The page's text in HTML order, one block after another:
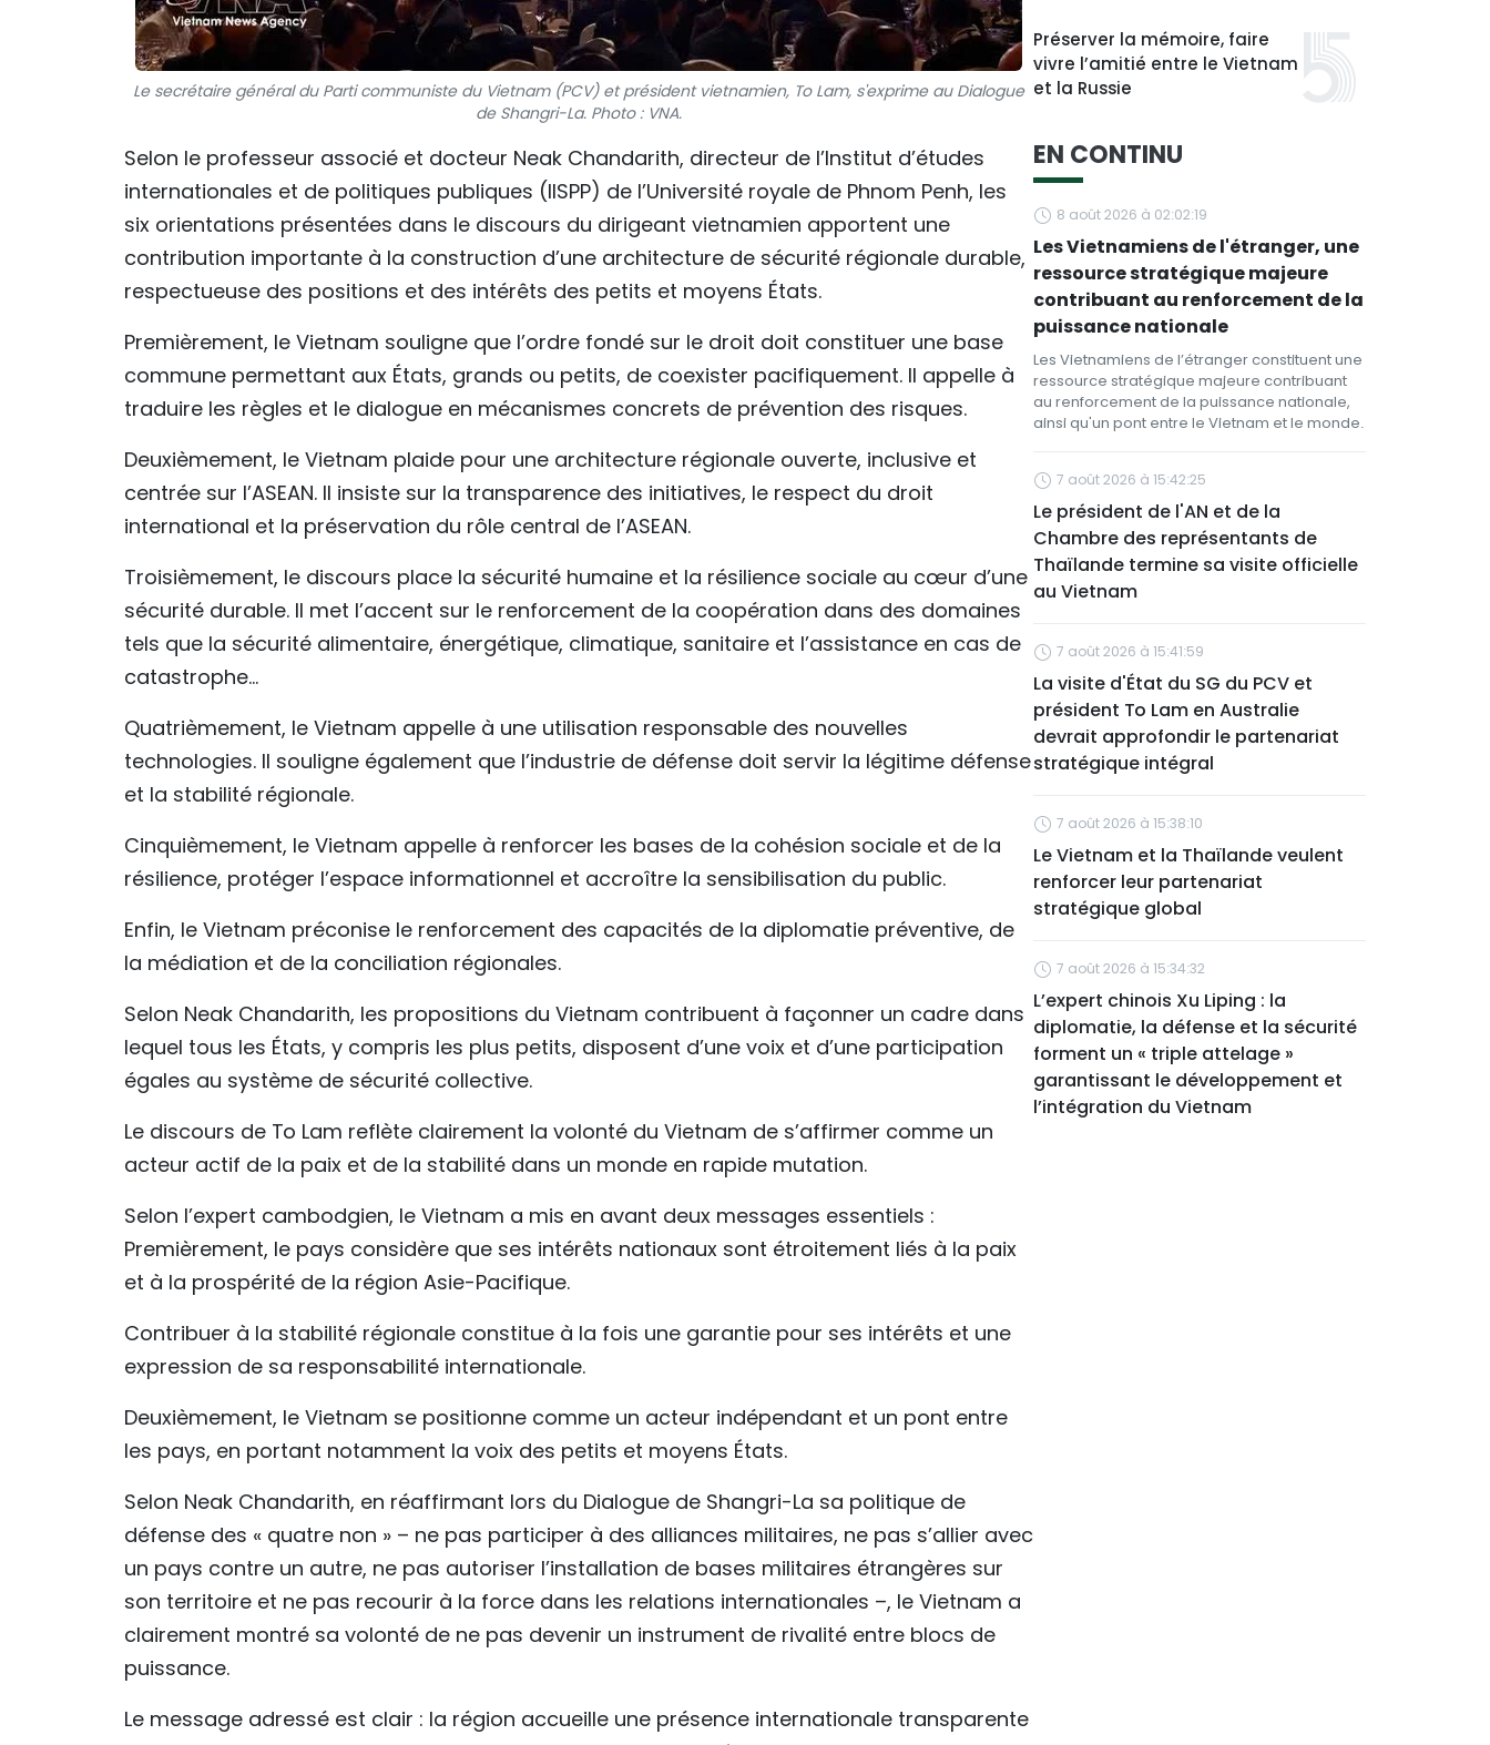
Le secrétaire général du Parti communiste du Vietnam (PCV) et président vietnamien, To Lam, s'exprime au Dialogue
de Shangri-La. Photo : VNA.
Selon le professeur associé et docteur Neak Chandarith, directeur de l’Institut d’études
internationales et de politiques publiques (IISPP) de l’Université royale de Phnom Penh, les
six orientations présentées dans le discours du dirigeant vietnamien apportent une
contribution importante à la construction d’une architecture de sécurité régionale durable,
respectueuse des positions et des intérêts des petits et moyens États.
Premièrement, le Vietnam souligne que l’ordre fondé sur le droit doit constituer une base
commune permettant aux États, grands ou petits, de coexister pacifiquement. Il appelle à
traduire les règles et le dialogue en mécanismes concrets de prévention des risques.
Deuxièmement, le Vietnam plaide pour une architecture régionale ouverte, inclusive et
centrée sur l’ASEAN. Il insiste sur la transparence des initiatives, le respect du droit
international et la préservation du rôle central de l’ASEAN.
Troisièmement, le discours place la sécurité humaine et la résilience sociale au cœur d’une
sécurité durable. Il met l’accent sur le renforcement de la coopération dans des domaines
tels que la sécurité alimentaire, énergétique, climatique, sanitaire et l’assistance en cas de
catastrophe…
Quatrièmement, le Vietnam appelle à une utilisation responsable des nouvelles
technologies. Il souligne également que l’industrie de défense doit servir la légitime défense
et la stabilité régionale.
Cinquièmement, le Vietnam appelle à renforcer les bases de la cohésion sociale et de la
résilience, protéger l’espace informationnel et accroître la sensibilisation du public.
Enfin, le Vietnam préconise le renforcement des capacités de la diplomatie préventive, de
la médiation et de la conciliation régionales.
Selon Neak Chandarith, les propositions du Vietnam contribuent à façonner un cadre dans
lequel tous les États, y compris les plus petits, disposent d’une voix et d’une participation
égales au système de sécurité collective.
Le discours de To Lam reflète clairement la volonté du Vietnam de s’affirmer comme un
acteur actif de la paix et de la stabilité dans un monde en rapide mutation.
Selon l’expert cambodgien, le Vietnam a mis en avant deux messages essentiels :
Premièrement, le pays considère que ses intérêts nationaux sont étroitement liés à la paix
et à la prospérité de la région Asie-Pacifique.
Contribuer à la stabilité régionale constitue à la fois une garantie pour ses intérêts et une
expression de sa responsabilité internationale.
Deuxièmement, le Vietnam se positionne comme un acteur indépendant et un pont entre
les pays, en portant notamment la voix des petits et moyens États.
Selon Neak Chandarith, en réaffirmant lors du Dialogue de Shangri-La sa politique de
défense des « quatre non » – ne pas participer à des alliances militaires, ne pas s’allier avec
un pays contre un autre, ne pas autoriser l’installation de bases militaires étrangères sur
son territoire et ne pas recourir à la force dans les relations internationales –, le Vietnam a
clairement montré sa volonté de ne pas devenir un instrument de rivalité entre blocs de
puissance.
Le message adressé est clair : la région accueille une présence internationale transparente
Préserver la mémoire, faire
vivre l’amitié entre le Vietnam
et la Russie
EN CONTINU
8 août 2026 à 02:02:19
Les Vietnamiens de l'étranger, une
ressource stratégique majeure
contribuant au renforcement de la
puissance nationale
Les Vietnamiens de l’étranger constituent une
ressource stratégique majeure contribuant
au renforcement de la puissance nationale,
ainsi qu'un pont entre le Vietnam et le monde.
7 août 2026 à 15:42:25
Le président de l'AN et de la
Chambre des représentants de
Thaïlande termine sa visite officielle
au Vietnam
7 août 2026 à 15:41:59
La visite d'État du SG du PCV et
président To Lam en Australie
devrait approfondir le partenariat
stratégique intégral
7 août 2026 à 15:38:10
Le Vietnam et la Thaïlande veulent
renforcer leur partenariat
stratégique global
7 août 2026 à 15:34:32
L’expert chinois Xu Liping : la
diplomatie, la défense et la sécurité
forment un « triple attelage »
garantissant le développement et
l’intégration du Vietnam